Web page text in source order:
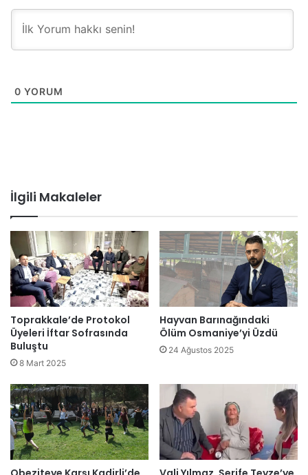
0 YORUM
İlgili Makaleler
Toprakkale’de Protokol
Üyeleri İftar Sofrasında
Buluştu
8 Mart 2025
Hayvan Barınağındaki
Ölüm Osmaniye’yi Üzdü
24 Ağustos 2025